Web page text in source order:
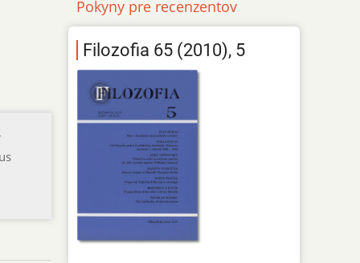
Pokyny pre recenzentov
Filozofia 65 (2010), 5